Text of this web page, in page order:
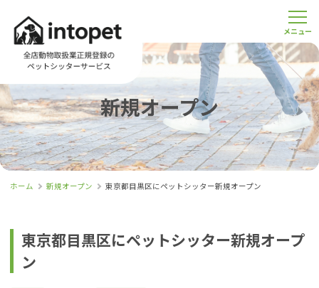
新規オープン
ホーム 新規オープン 東京都目黒区にペットシッター新規オープン
東京都目黒区にペットシッター新規オープ
ン